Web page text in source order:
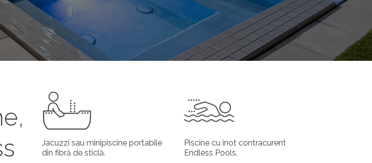
Jacuzzi sau minipiscine portabile
din fibră de sticlă.
Piscine cu înot contracurent
Endless Pools.